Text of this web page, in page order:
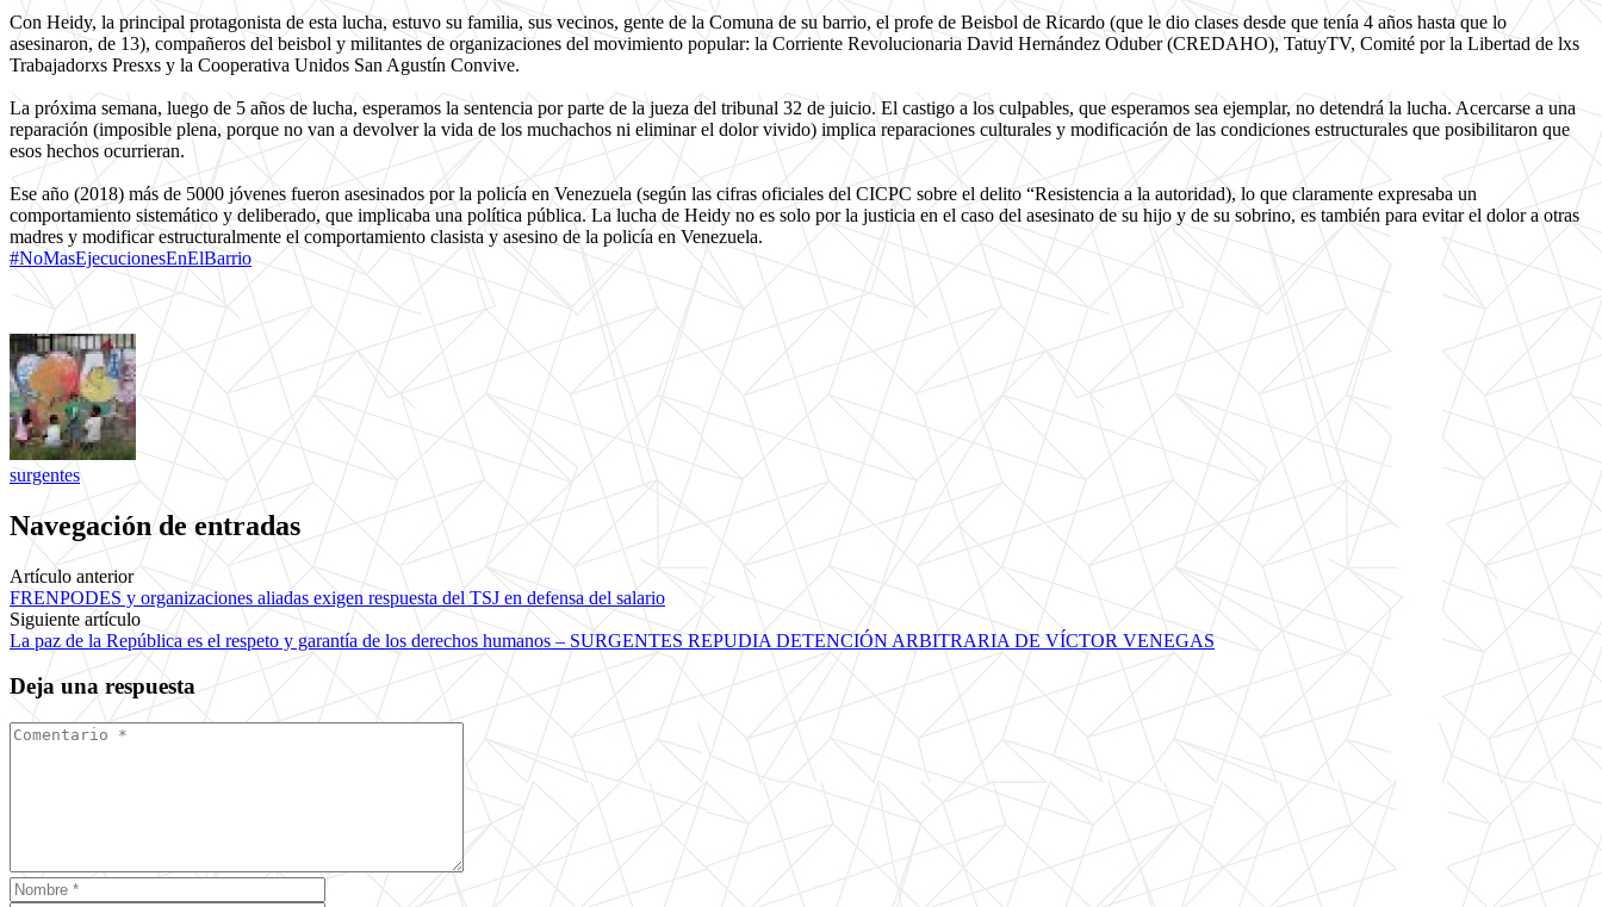
Con Heidy, la principal protagonista de esta lucha, estuvo su familia, sus vecinos, gente de la Comuna de su barrio, el profe de Beisbol de Ricardo (que le dio clases desde que tenía 4 años hasta que lo
asesinaron, de 13), compañeros del beisbol y militantes de organizaciones del movimiento popular: la Corriente Revolucionaria David Hernández Oduber (CREDAHO), TatuyTV, Comité por la Libertad de lxs
Trabajadorxs Presxs y la Cooperativa Unidos San Agustín Convive.
La próxima semana, luego de 5 años de lucha, esperamos la sentencia por parte de la jueza del tribunal 32 de juicio. El castigo a los culpables, que esperamos sea ejemplar, no detendrá la lucha. Acercarse a una
reparación (imposible plena, porque no van a devolver la vida de los muchachos ni eliminar el dolor vivido) implica reparaciones culturales y modificación de las condiciones estructurales que posibilitaron que
esos hechos ocurrieran.
Ese año (2018) más de 5000 jóvenes fueron asesinados por la policía en Venezuela (según las cifras oficiales del CICPC sobre el delito “Resistencia a la autoridad), lo que claramente expresaba un
comportamiento sistemático y deliberado, que implicaba una política pública. La lucha de Heidy no es solo por la justicia en el caso del asesinato de su hijo y de su sobrino, es también para evitar el dolor a otras
madres y modificar estructuralmente el comportamiento clasista y asesino de la policía en Venezuela.
#NoMasEjecucionesEnElBarrio
surgentes
Navegación de entradas
Artículo anterior
FRENPODES y organizaciones aliadas exigen respuesta del TSJ en defensa del salario
Siguiente artículo
La paz de la República es el respeto y garantía de los derechos humanos – SURGENTES REPUDIA DETENCIÓN ARBITRARIA DE VÍCTOR VENEGAS
Deja una respuesta